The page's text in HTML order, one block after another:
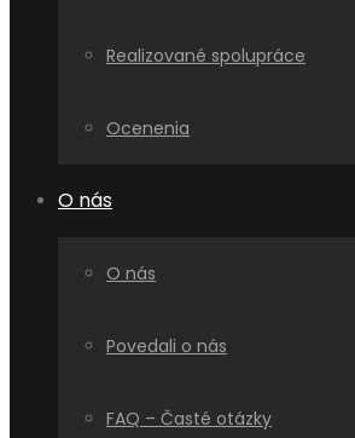
Realizované spolupráce
Ocenenia
O nás
O nás
Povedali o nás
FAQ – Časté otázky